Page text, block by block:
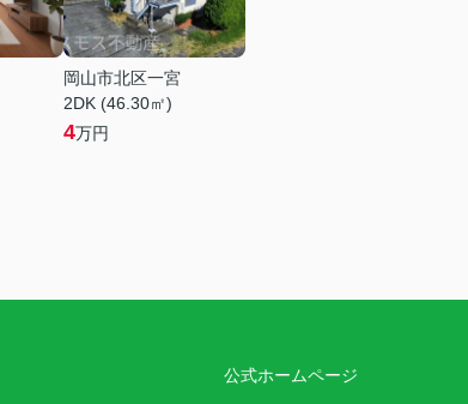
岡山市北区一宮
2DK (46.30㎡)
4万円
公式ホームページ